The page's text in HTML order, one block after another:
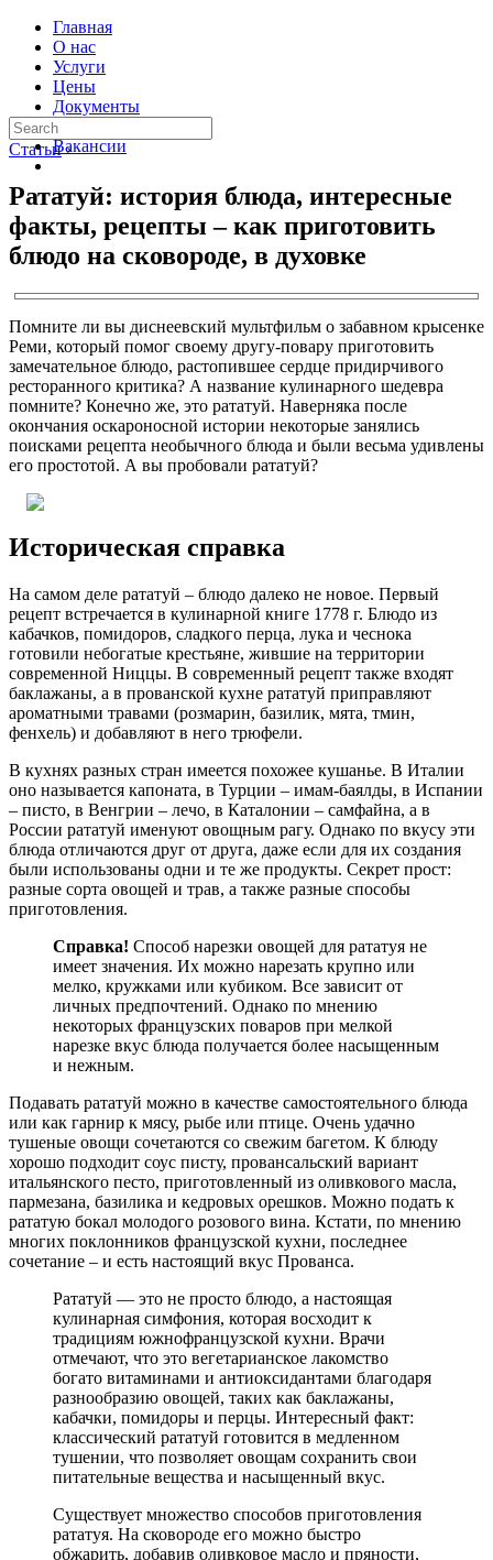
Главная
О нас
Услуги
Цены
Документы
Контакты
Вакансии
Статьи ›
Рататуй: история блюда, интересные
факты, рецепты – как приготовить
блюдо на сковороде, в духовке
Помните ли вы диснеевский мультфильм о забавном крысенке
Реми, который помог своему другу-повару приготовить
замечательное блюдо, растопившее сердце придирчивого
ресторанного критика? А название кулинарного шедевра
помните? Конечно же, это рататуй. Наверняка после
окончания оскароносной истории некоторые занялись
поисками рецепта необычного блюда и были весьма удивлены
его простотой. А вы пробовали рататуй?
Историческая справка
На самом деле рататуй – блюдо далеко не новое. Первый
рецепт встречается в кулинарной книге 1778 г. Блюдо из
кабачков, помидоров, сладкого перца, лука и чеснока
готовили небогатые крестьяне, жившие на территории
современной Ниццы. В современный рецепт также входят
баклажаны, а в прованской кухне рататуй приправляют
ароматными травами (розмарин, базилик, мята, тмин,
фенхель) и добавляют в него трюфели.
В кухнях разных стран имеется похожее кушанье. В Италии
оно называется капоната, в Турции – имам-баялды, в Испании
– писто, в Венгрии – лечо, в Каталонии – самфайна, а в
России рататуй именуют овощным рагу. Однако по вкусу эти
блюда отличаются друг от друга, даже если для их создания
были использованы одни и те же продукты. Секрет прост:
разные сорта овощей и трав, а также разные способы
приготовления.
Справка! Способ нарезки овощей для рататуя не
имеет значения. Их можно нарезать крупно или
мелко, кружками или кубиком. Все зависит от
личных предпочтений. Однако по мнению
некоторых французских поваров при мелкой
нарезке вкус блюда получается более насыщенным
и нежным.
Подавать рататуй можно в качестве самостоятельного блюда
или как гарнир к мясу, рыбе или птице. Очень удачно
тушеные овощи сочетаются со свежим багетом. К блюду
хорошо подходит соус писту, провансальский вариант
итальянского песто, приготовленный из оливкового масла,
пармезана, базилика и кедровых орешков. Можно подать к
рататую бокал молодого розового вина. Кстати, по мнению
многих поклонников французской кухни, последнее
сочетание – и есть настоящий вкус Прованса.
Рататуй — это не просто блюдо, а настоящая
кулинарная симфония, которая восходит к
традициям южнофранцузской кухни. Врачи
отмечают, что это вегетарианское лакомство
богато витаминами и антиоксидантами благодаря
разнообразию овощей, таких как баклажаны,
кабачки, помидоры и перцы. Интересный факт:
классический рататуй готовится в медленном
тушении, что позволяет овощам сохранить свои
питательные вещества и насыщенный вкус.
Существует множество способов приготовления
рататуя. На сковороде его можно быстро
обжарить, добавив оливковое масло и пряности,